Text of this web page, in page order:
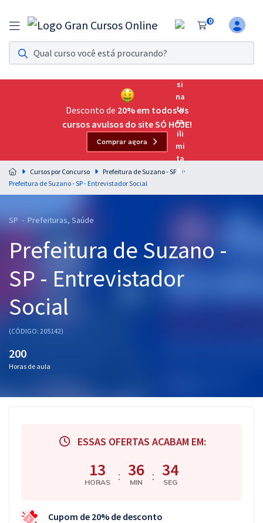
0
Assinatura Ilimitada 11
Acesso a todos os cursos. Teste grátis por 7 dias!
Assinatura OAB Até Passar
Acesso ilimitado a toda preparação para o Exame da
Residências Multiprofissionais
Preparação completa e intensiva para as principais
residências em saúde do Brasil
Cursos 20% OFF
Pós
Graduação
OAB
Mentorias
Desconto de 20% em todos os
cursos avulsos do site SÓ HOJE!
Comprar agora
Cursos por Concurso
Prefeitura de Suzano - SP
Prefeitura de Suzano - SP - Entrevistador Social
SP - Prefeituras, Saúde
Prefeitura de Suzano -
SP - Entrevistador
Social
(CÓDIGO: 205142)
200
Horas de aula
ESSAS OFERTAS ACABAM EM:
13
HORAS : 36
MIN : 33
SEG
Cupom de 20% de desconto